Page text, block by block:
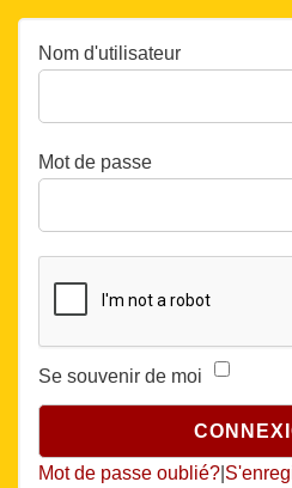
Nom d'utilisateur
Mot de passe
Se souvenir de moi
Mot de passe oublié?